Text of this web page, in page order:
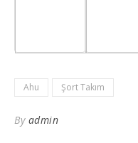
Ahu Şort Takım
By admin